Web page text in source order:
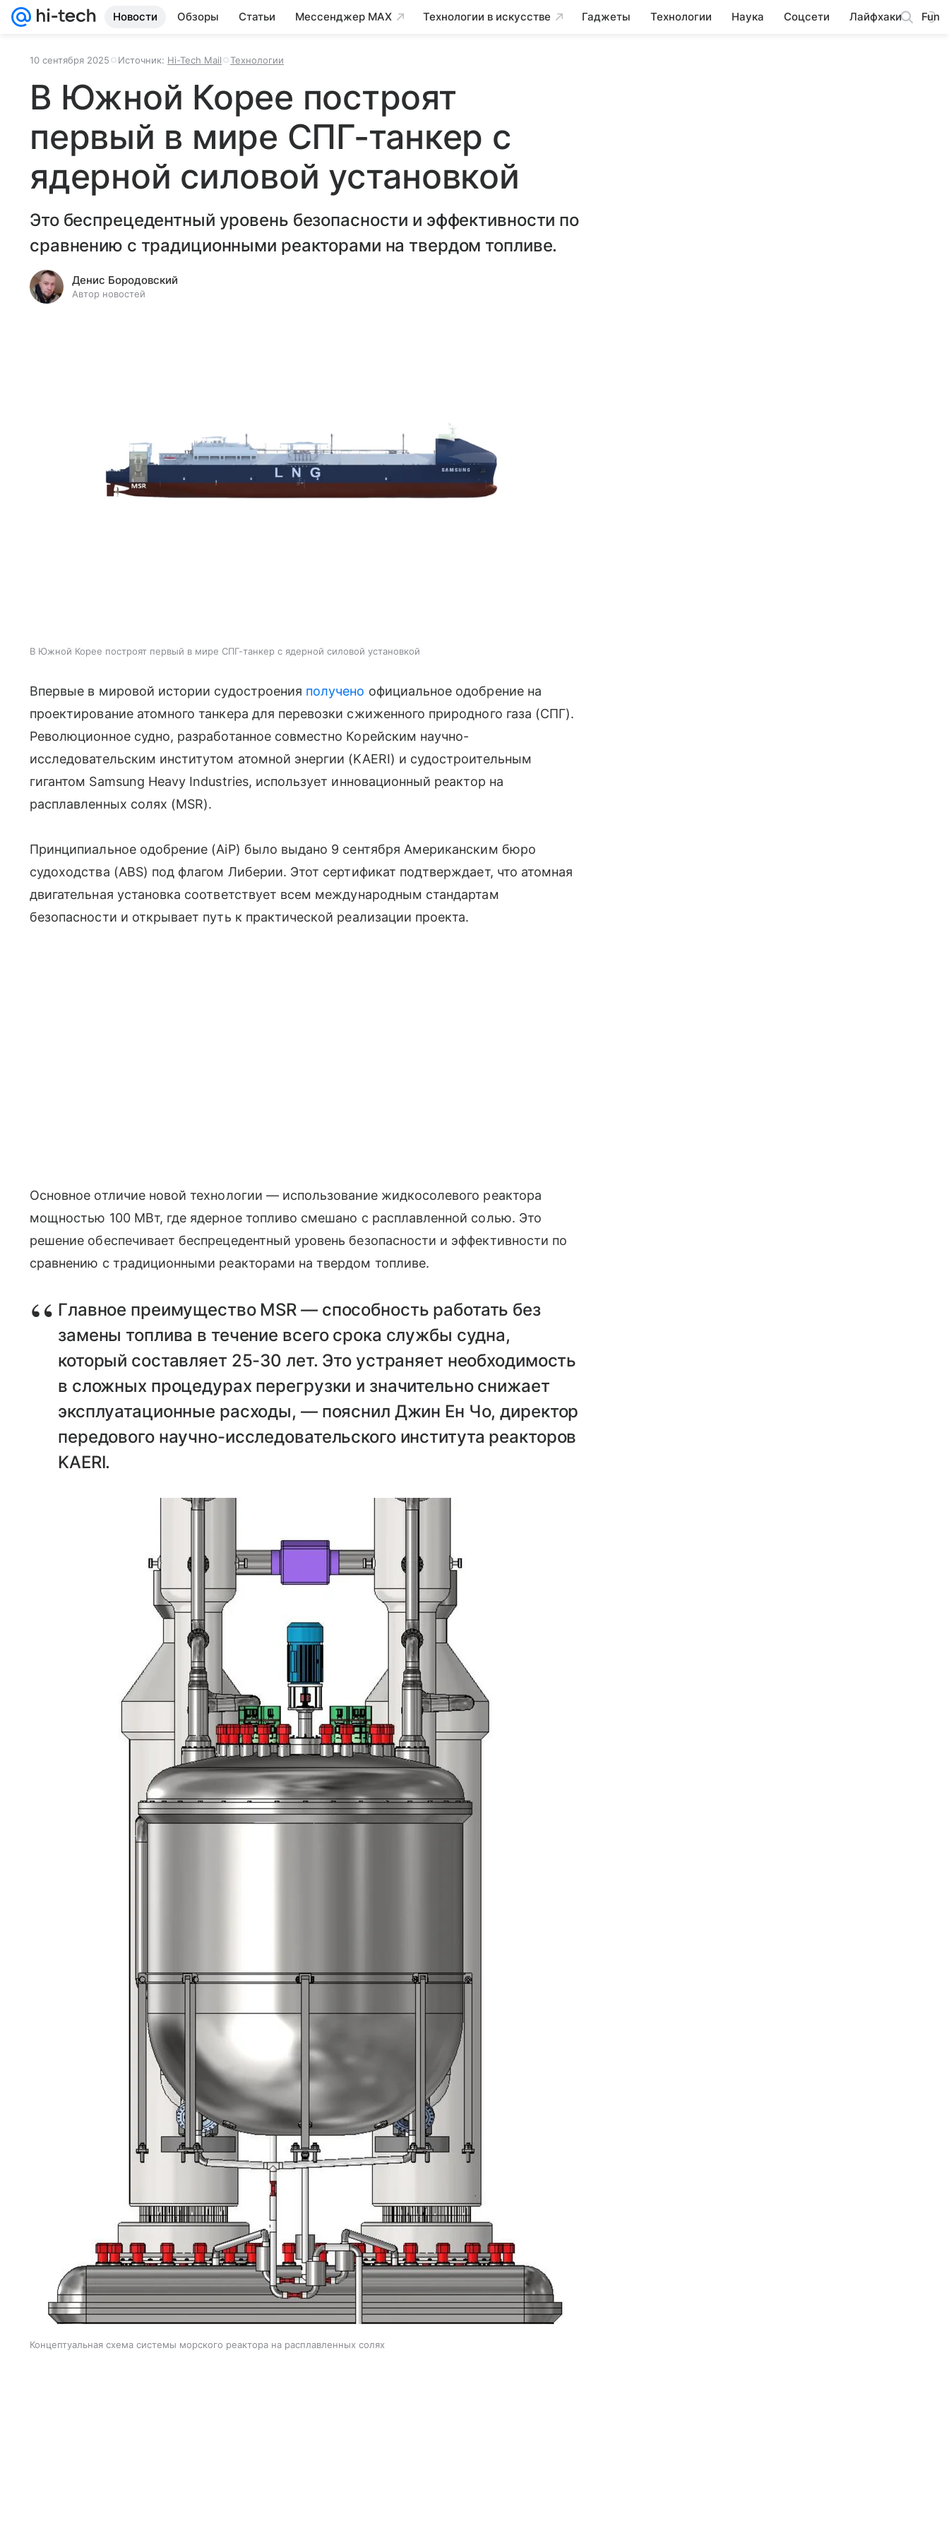
Новости Обзоры Статьи Мессенджер MAX Технологии в искусстве Гаджеты Технологии Наука Соцсети Лайфхаки Fun
10 сентября 2025 Источник: Hi-Tech Mail Технологии
В Южной Корее построят
первый в мире СПГ-танкер с
ядерной силовой установкой
Это беспрецедентный уровень безопасности и эффективности по
сравнению с традиционными реакторами на твердом топливе.
Денис Бородовский
Автор новостей
В Южной Корее построят первый в мире СПГ-танкер с ядерной силовой установкой
Впервые в мировой истории судостроения получено официальное одобрение на
проектирование атомного танкера для перевозки сжиженного природного газа (СПГ).
Революционное судно, разработанное совместно Корейским научно-
исследовательским институтом атомной энергии (KAERI) и судостроительным
гигантом Samsung Heavy Industries, использует инновационный реактор на
расплавленных солях (MSR).
Принципиальное одобрение (AiP) было выдано 9 сентября Американским бюро
судоходства (ABS) под флагом Либерии. Этот сертификат подтверждает, что атомная
двигательная установка соответствует всем международным стандартам
безопасности и открывает путь к практической реализации проекта.
Основное отличие новой технологии — использование жидкосолевого реактора
мощностью 100 МВт, где ядерное топливо смешано с расплавленной солью. Это
решение обеспечивает беспрецедентный уровень безопасности и эффективности по
сравнению с традиционными реакторами на твердом топливе.
Главное преимущество MSR — способность работать без
замены топлива в течение всего срока службы судна,
который составляет 25-30 лет. Это устраняет необходимость
в сложных процедурах перегрузки и значительно снижает
эксплуатационные расходы, — пояснил Джин Ен Чо, директор
передового научно-исследовательского института реакторов
KAERI.
Концептуальная схема системы морского реактора на расплавленных солях